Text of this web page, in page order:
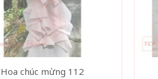
Hoa chúc mừng 112